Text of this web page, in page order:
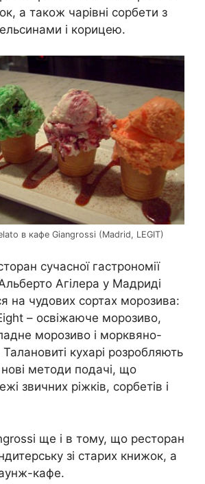
а також чарівні сорбети з
і корицею.
в кафе Giangrossi (Madrid, LEGIT)
сучасної гастрономії
Агілера у Мадриді
на чудових сортах морозива:
– освіжаюче морозиво,
морозиво і морквяно-
кухарі розробляють
нові методи подачі, що
звичних ріжків, сорбетів і
ще і в тому, що ресторан
зі старих книжок, а
кафе.